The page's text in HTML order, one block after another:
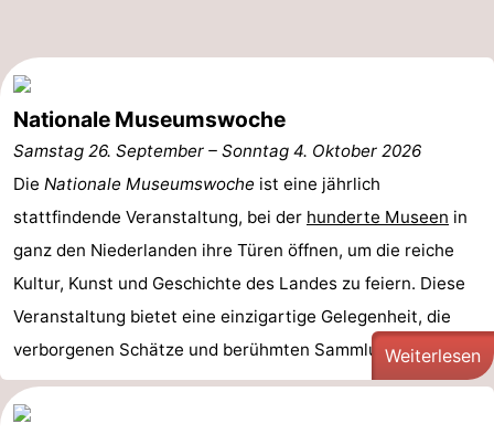
Nationale Museumswoche
Samstag 26. September – Sonntag 4. Oktober 2026
Die Nationale Museumswoche ist eine jährlich
stattfindende Veranstaltung, bei der hunderte Museen in
ganz den Niederlanden ihre Türen öffnen, um die reiche
Kultur, Kunst und Geschichte des Landes zu feiern. Diese
Veranstaltung bietet eine einzigartige Gelegenheit, die
verborgenen Schätze und berühmten Sammlungen der ...
Weiterlesen